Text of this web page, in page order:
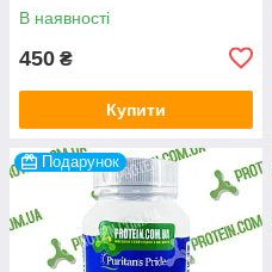
В наявності
450 ₴
Купити
Подарунок